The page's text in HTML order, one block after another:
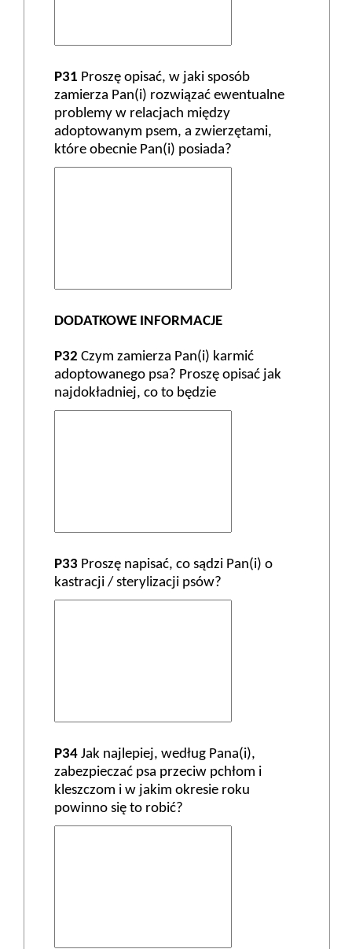
P31 Proszę opisać, w jaki sposób
zamierza Pan(i) rozwiązać ewentualne
problemy w relacjach między
adoptowanym psem, a zwierzętami,
które obecnie Pan(i) posiada?
DODATKOWE INFORMACJE
P32 Czym zamierza Pan(i) karmić
adoptowanego psa? Proszę opisać jak
najdokładniej, co to będzie
P33 Proszę napisać, co sądzi Pan(i) o
kastracji / sterylizacji psów?
P34 Jak najlepiej, według Pana(i),
zabezpieczać psa przeciw pchłom i
kleszczom i w jakim okresie roku
powinno się to robić?